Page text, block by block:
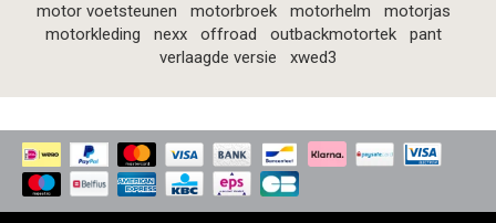
motor voetsteunen
motorbroek motorhelm
motorjas
motorkleding
nexx offroad outbackmotortek
pant
verlaagde versie
xwed3